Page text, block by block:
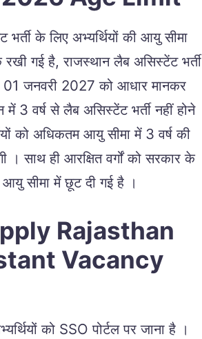
के लिए अभ्यर्थियों की आयु सीमा
गई है, राजस्थान लैब असिस्टेंट भर्ती
01 जनवरी 2027 को आधार मानकर
में 3 वर्ष से लैब असिस्टेंट भर्ती नहीं होने
को अधिकतम आयु सीमा में 3 वर्ष की
। साथ ही आरक्षित वर्गों को सरकार के
सीमा में छूट दी गई है ।
Rajasthan
Vacancy
को SSO पोर्टल पर जाना है ।